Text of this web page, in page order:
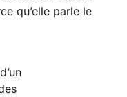
qu’elle parle le